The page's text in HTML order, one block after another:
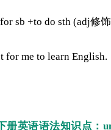
sb +to do sth (adj修饰
me to learn English.
册英语语法知识点：